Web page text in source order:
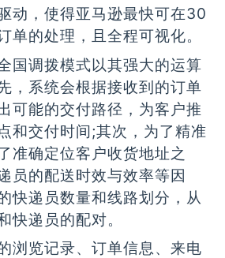
动，使得亚马逊最快可在30
单的处理，且全程可视化。
国调拨模式以其强大的运算
，系统会根据接收到的订单
可能的交付路径，为客户推
和交付时间;其次，为了精准
准确定位客户收货地址之
员的配送时效与效率等因
快递员数量和线路划分，从
快递员的配对。
浏览记录、订单信息、来电